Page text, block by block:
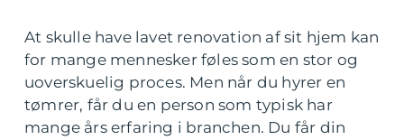
At skulle have lavet renovation af sit hjem kan
for mange mennesker føles som en stor og
uoverskuelig proces. Men når du hyrer en
tømrer, får du en person som typisk har
mange års erfaring i branchen. Du får din